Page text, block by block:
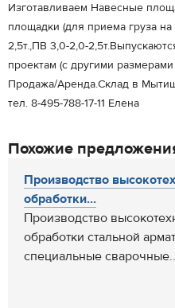
Изготавливаем Навесные
площадки (для приема груза
2,5т.,ПВ 3,0-2,0-
проектам (с другими
Продажа/Аренда.Склад в
тел. 8-495-788-17-11 Елена
Похожие
Производство
обработки...
Производство
обработки стальной
специальные